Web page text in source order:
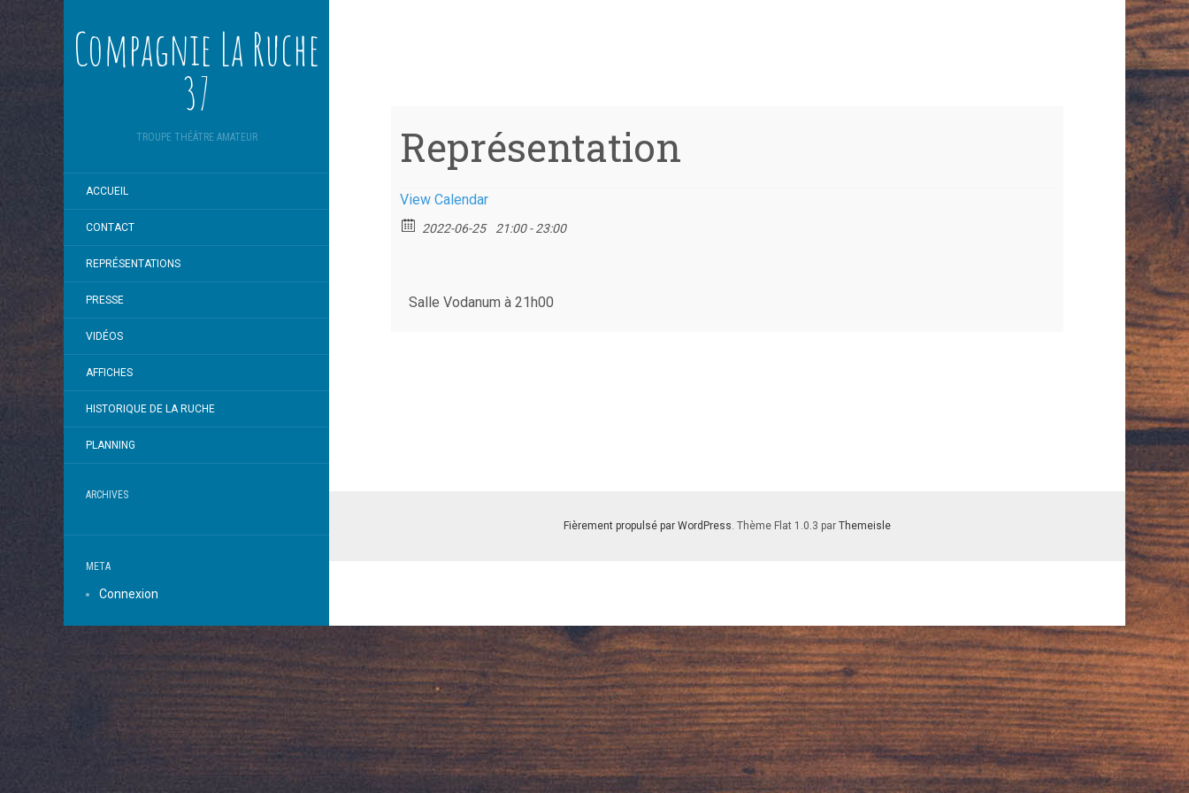
Compagnie La Ruche
37
TROUPE THÉÂTRE AMATEUR
ACCUEIL
CONTACT
REPRÉSENTATIONS
PRESSE
VIDÉOS
AFFICHES
HISTORIQUE DE LA RUCHE
PLANNING
ARCHIVES
META
Connexion
Représentation
View Calendar
2022-06-25 21:00 - 23:00
Salle Vodanum à 21h00
Fièrement propulsé par WordPress. Thème Flat 1.0.3 par Themeisle